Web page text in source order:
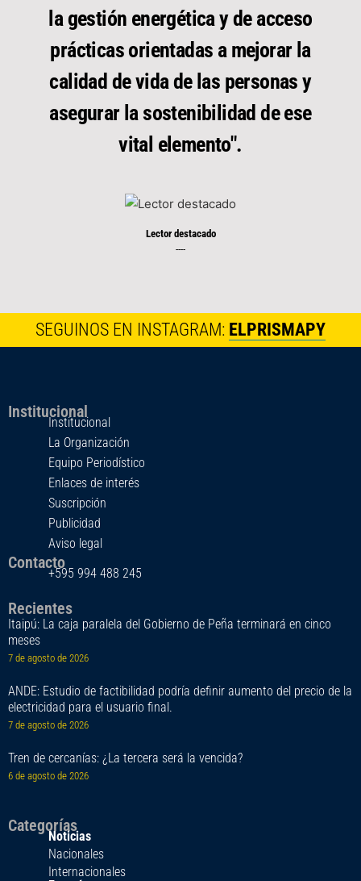
la gestión energética y de acceso
prácticas orientadas a mejorar la
calidad de vida de las personas y
asegurar la sostenibilidad de ese
vital elemento".
Lector destacado
----
SEGUINOS EN INSTAGRAM: ELPRISMAPY
Institucional
Institucional
La Organización
Equipo Periodístico
Enlaces de interés
Suscripción
Publicidad
Aviso legal
Contacto
+595 994 488 245
Recientes
Itaipú: La caja paralela del Gobierno de Peña terminará en cinco
meses
7 de agosto de 2026
ANDE: Estudio de factibilidad podría definir aumento del precio de la
electricidad para el usuario final.
7 de agosto de 2026
Tren de cercanías: ¿La tercera será la vencida?
6 de agosto de 2026
Categorías
Noticias
Nacionales
Internacionales